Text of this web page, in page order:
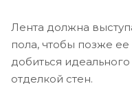
Лента должна
пола, чтобы позже
добиться
отделкой стен.